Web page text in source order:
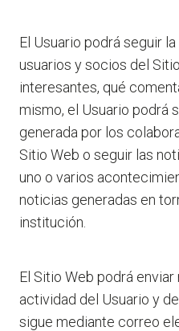
El Usuario podrá seguir
usuarios y socios del
interesantes, qué
mismo, el Usuario podrá
generada por los
Sitio Web o seguir las
uno o varios
noticias generadas en
institución.
El Sitio Web podrá
actividad del Usuario y
sigue mediante correo